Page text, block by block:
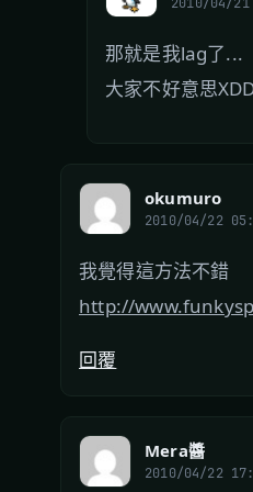
那就是我lag了...
大家不好意思
okumuro
2010/04/22
我覺得這方法不錯
http://
回覆
Mera醬
2010/04/22